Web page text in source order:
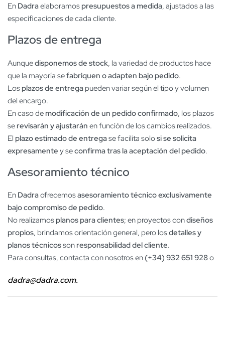
En Dadraelaboramos presupuestos a medida, ajustados a las
especificaciones de cada cliente.
Plazos de entrega
Aunquedisponemos de stock, la variedad de productos hace
que la mayoría sefabriquen o adapten bajo pedido.
Los plazos de entrega pueden variar según el tipo y volumen
del encargo.
En caso de modificación de un pedido confirmado, los plazos
se revisarán y ajustarán en función de los cambios realizados.
El plazo estimado de entregase facilita solosi se solicita
expresamente y seconfirma tras la aceptación del pedido.
Asesoramiento técnico
En Dadraofrecemosasesoramiento técnico exclusivamente
bajo compromiso de pedido.
No realizamos planos para clientes; en proyectos condiseños
propios, brindamos orientación general, pero losdetalles y
planos técnicosson responsabilidad del cliente.
Para consultas, contacta con nosotros en (+34) 932 651 928o
dadra@dadra.com.